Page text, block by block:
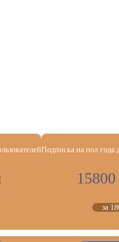
Подписка на пол года
за